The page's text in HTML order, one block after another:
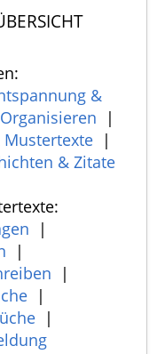
&
|
|
& Zitate
|
|
|
|
|